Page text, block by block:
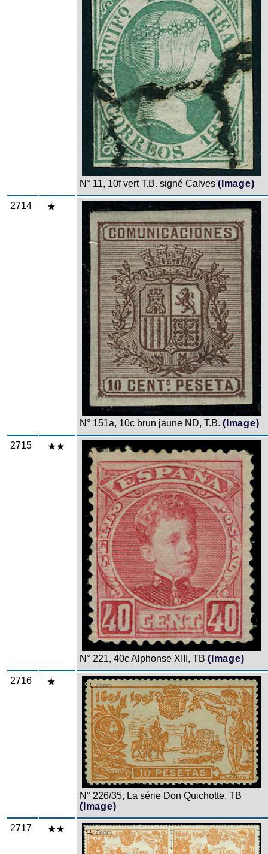
N° 11, 10f vert T.B. signé Calves (Image)
2714 Zoom
N° 151a, 10c brun jaune ND, T.B. (Image)
2715 Zoom
N° 221, 40c Alphonse XIII, TB (Image)
2716 Zoom
N° 226/35, La série Don Quichotte, TB
(Image)
2717 Zoom